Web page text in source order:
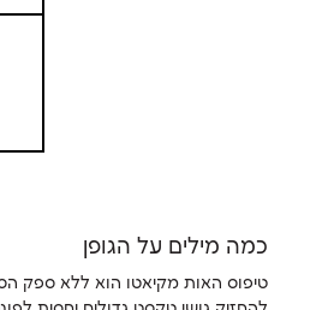
כמה מילים על הגופן